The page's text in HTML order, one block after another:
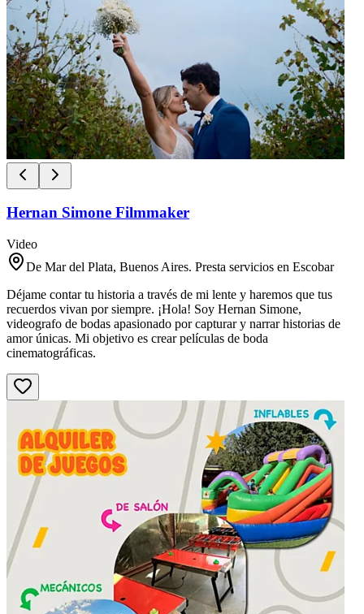
Hernan Simone Filmmaker
Video
De Mar del Plata, Buenos Aires. Presta servicios en Escobar
Déjame contar tu historia a través de mi lente y haremos que tus
recuerdos vivan por siempre. ¡Hola! Soy Hernan Simone,
videografo de bodas apasionado por capturar y narrar historias de
amor únicas. Mi objetivo es crear películas de boda
cinematográficas.